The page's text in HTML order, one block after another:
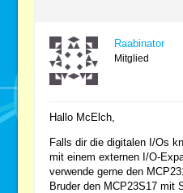
Raabinator
Mitglied
Hallo McElch,
Falls dir die digitalen I/Os
mit einem externen I/O-
verwende gerne den
Bruder den MCP23S17 mit